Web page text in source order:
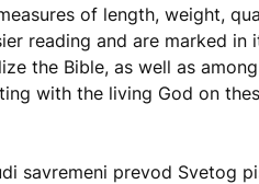
of length, weight,
reading and are marked
the Bible, as well as
with the living God on
savremeni prevod Svetog